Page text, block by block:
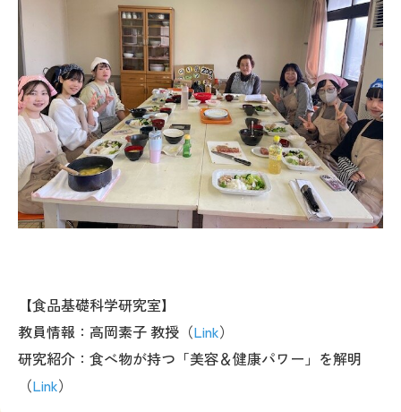
【食品基礎科学研究室】
教員情報：高岡素子 教授（Link）
研究紹介：食べ物が持つ「美容＆健康パワー」を解明
（Link）